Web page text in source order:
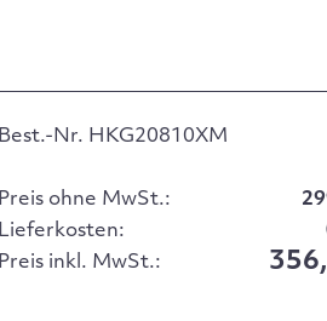
Best.-Nr. HKG20810XM
Preis ohne MwSt.:
Lieferkosten:
Preis inkl. MwSt.: